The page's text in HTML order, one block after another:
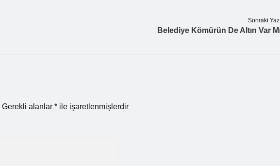
Sonraki
Belediye Kömürün De Altın Var
Gerekli alanlar * ile işaretlenmişlerdir